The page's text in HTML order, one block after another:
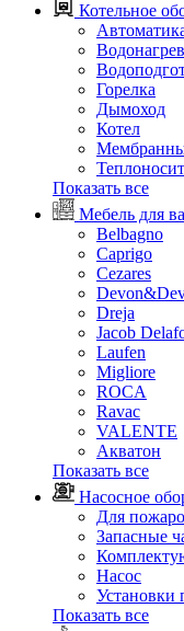
Котельное
Горелка
Дымоход
Котел
Показать все
Мебель для
Belbagno
Caprigo
Cezares
Dreja
Jacob
Laufen
Migliore
ROCA
Rаvac
VALENTE
Акватон
Показать все
Насосное
Для
Запасные
Насос
Показать все